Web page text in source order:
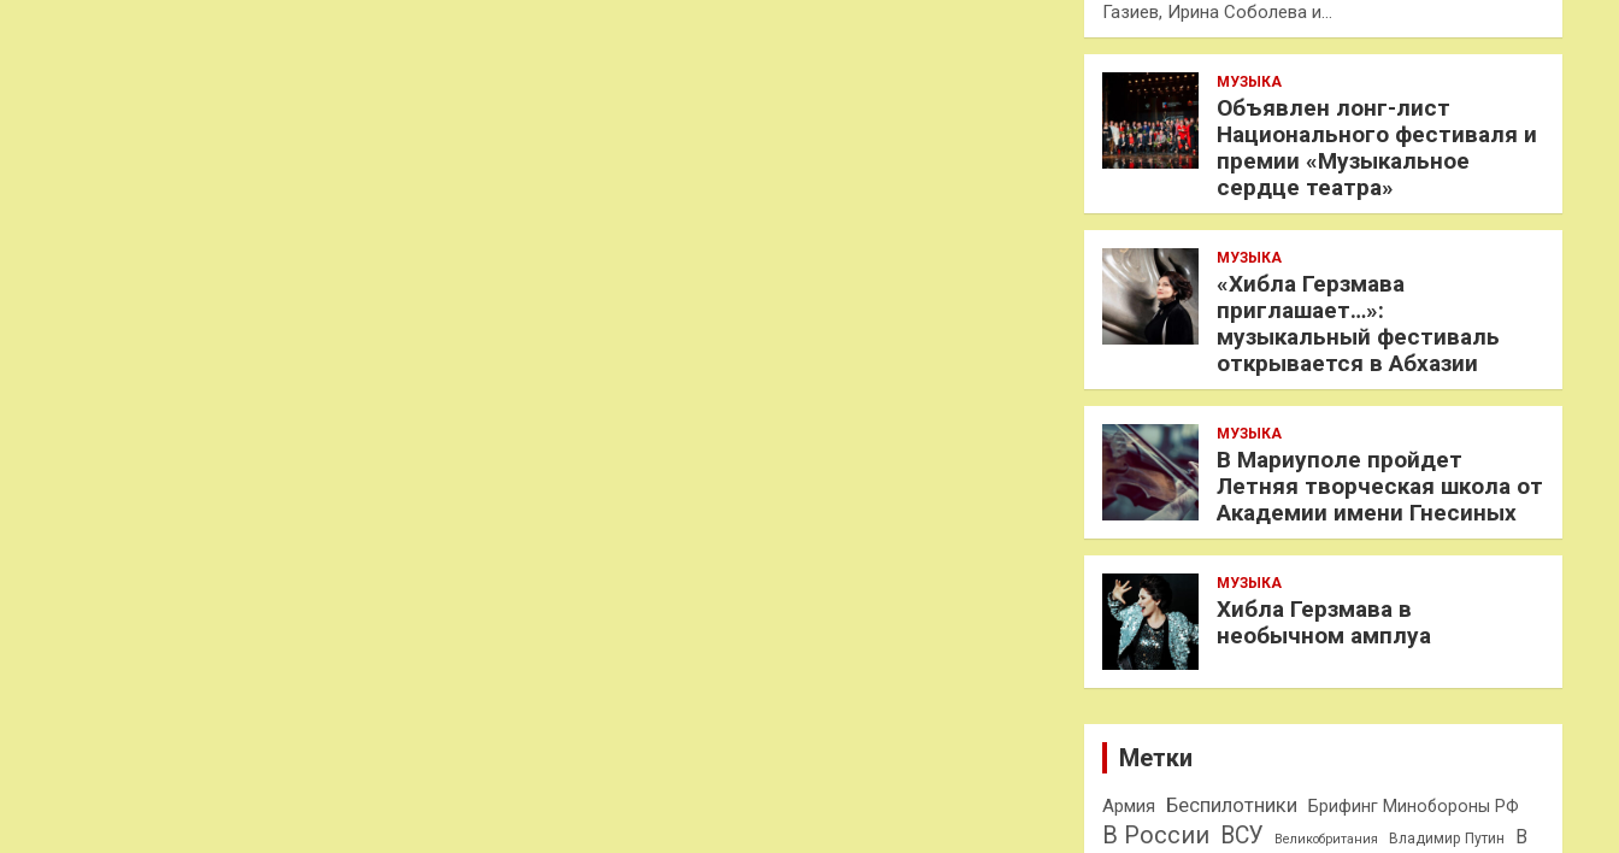
Газиев, Ирина Соболева и…
МУЗЫКА
Объявлен лонг-лист
Национального фестиваля и
премии «Музыкальное
сердце театра»
МУЗЫКА
«Хибла Герзмава
приглашает…»:
музыкальный фестиваль
открывается в Абхазии
МУЗЫКА
В Мариуполе пройдет
Летняя творческая школа от
Академии имени Гнесиных
МУЗЫКА
Хибла Герзмава в
необычном амплуа
Метки
Армия Беспилотники Брифинг Минобороны РФ
В России ВСУ Великобритания Владимир Путин
В